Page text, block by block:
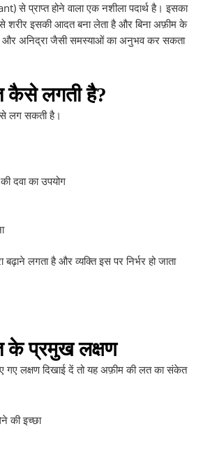
से प्राप्त होने वाला एक नशीला पदार्थ है। इसका
इसकी आदत बना लेता है और बिना अफ़ीम के
और अनिद्रा जैसी समस्याओं का अनुभव कर सकता
कैसे लगती है?
लग सकती है।
दवा का उपयोग
बढ़ाने लगता है और व्यक्ति इस पर निर्भर हो जाता
के प्रमुख लक्षण
गए लक्षण दिखाई दें तो यह अफ़ीम की लत का संकेत
की इच्छा